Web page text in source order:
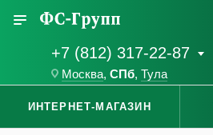
+7 (812) 317-22-87
Москва, СПб, Тула
ИНТЕРНЕТ-МАГАЗИН